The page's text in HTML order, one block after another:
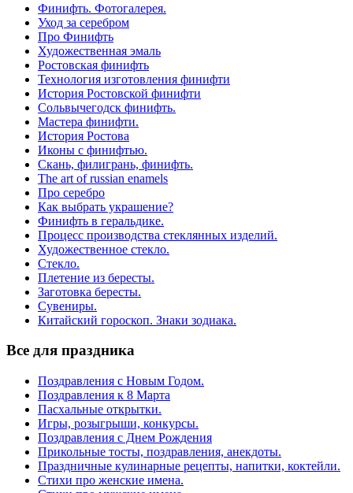
Финифть. Фотогалерея.
Уход за серебром
Про Финифть
Художественная эмаль
Ростовская финифть
Технология изготовления финифти
История Ростовской финифти
Сольвычегодск финифть.
Мастера финифти.
История Ростова
Иконы с финифтью.
Скань, филигрань, финифть.
The art of russian enamels
Про серебро
Как выбрать украшение?
Финифть в геральдике.
Процесс производства стеклянных изделий.
Художественное стекло.
Стекло.
Плетение из бересты.
Заготовка бересты.
Сувениры.
Китайский гороскоп. Знаки зодиака.
Все для праздника
Поздравления с Новым Годом.
Поздравления к 8 Марта
Пасхальные открытки.
Игры, розыгрыши, конкурсы.
Поздравления с Днем Рождения
Прикольные тосты, поздравления, анекдоты.
Праздничные кулинарные рецепты, напитки, коктейли.
Стихи про женские имена.